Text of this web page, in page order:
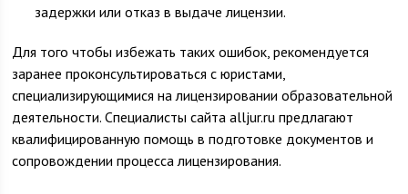
задержки или отказ в выдаче лицензии.
Для того чтобы избежать таких ошибок, рекомендуется
заранее проконсультироваться с юристами,
специализирующимися на лицензировании образовательной
деятельности. Специалисты сайта alljur.ru предлагают
квалифицированную помощь в подготовке документов и
сопровождении процесса лицензирования.